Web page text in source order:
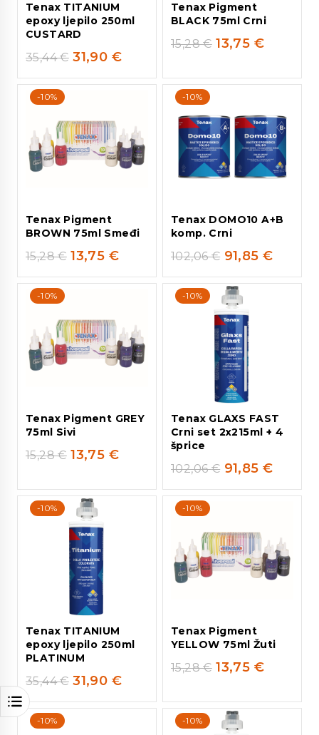
Tenax TITANIUM
epoxy ljepilo 250ml
CUSTARD
35,44€ 31,90 €
Tenax Pigment
BLACK 75ml Crni
15,28€ 13,75 €
-10%
Tenax Pigment
BROWN 75ml Smeđi
15,28€ 13,75 €
-10%
Tenax DOMO10 A+B
komp. Crni
102,06€ 91,85€
-10%
Tenax Pigment GREY
75ml Sivi
15,28€ 13,75 €
-10%
Tenax GLAXS FAST
Crni set 2x215ml + 4
šprice
102,06€ 91,85€
-10%
Tenax TITANIUM
epoxy ljepilo 250ml
PLATINUM
35,44€ 31,90 €
-10%
Tenax Pigment
YELLOW 75ml Žuti
15,28€ 13,75 €
-10% -10%